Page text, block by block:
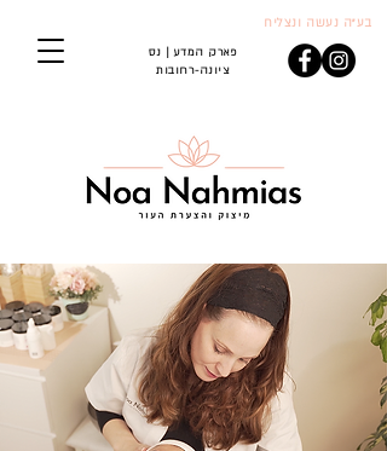
בע"ה נעשה ונצליח
פארק המדע | נס
ציונה-רחובות